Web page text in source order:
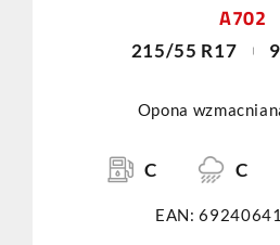
A702
215/55 R17
Opona
C C
EAN: